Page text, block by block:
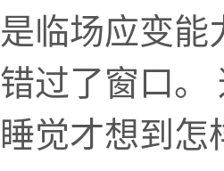
是临场应变能
错过了窗口。
睡觉才想到怎